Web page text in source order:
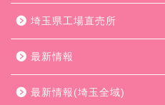
埼玉県工場直売所
最新情報
最新情報(埼玉全域)